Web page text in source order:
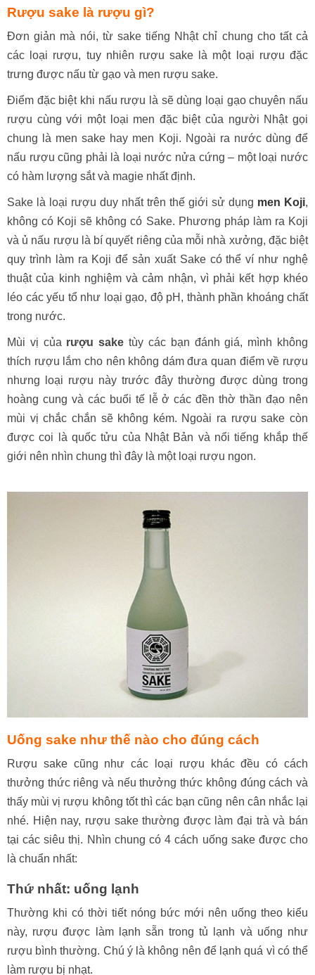
Rượu sake là rượu gì?
Đơn giản mà nói, từ sake tiếng Nhật chỉ chung cho tất cả
các loại rượu, tuy nhiên rượu sake là một loại rượu đặc
trưng được nấu từ gạo và men rượu sake.
Điểm đặc biệt khi nấu rượu là sẽ dùng loại gạo chuyên nấu
rượu cùng với một loại men đặc biệt của người Nhật gọi
chung là men sake hay men Koji. Ngoài ra nước dùng để
nấu rượu cũng phải là loại nước nửa cứng – một loại nước
có hàm lượng sắt và magie nhất định.
Sake là loại rượu duy nhất trên thế giới sử dụng men Koji,
không có Koji sẽ không có Sake. Phương pháp làm ra Koji
và ủ nấu rượu là bí quyết riêng của mỗi nhà xưởng, đặc biệt
quy trình làm ra Koji để sản xuất Sake có thể ví như nghệ
thuật của kinh nghiệm và cảm nhận, vì phải kết hợp khéo
léo các yếu tổ như loại gạo, độ pH, thành phần khoáng chất
trong nước.
Mùi vị của rượu sake tùy các bạn đánh giá, mình không
thích rượu lắm cho nên không dám đưa quan điểm về rượu
nhưng loại rượu này trước đây thường được dùng trong
hoàng cung và các buổi tế lễ ở các đền thờ thần đạo nên
mùi vị chắc chắn sẽ không kém. Ngoài ra rượu sake còn
được coi là quốc tửu của Nhật Bản và nổi tiếng khắp thế
giới nên nhìn chung thì đây là một loại rượu ngon.
Uống sake như thế nào cho đúng cách
Rượu sake cũng như các loại rượu khác đều có cách
thưởng thức riêng và nếu thưởng thức không đúng cách và
thấy mùi vị rượu không tốt thì các bạn cũng nên cân nhắc lại
nhé. Hiện nay, rượu sake thường được làm đại trà và bán
tại các siêu thị. Nhìn chung có 4 cách uống sake được cho
là chuẩn nhất:
Thứ nhất: uống lạnh
Thường khi có thời tiết nóng bức mới nên uống theo kiểu
này, rượu được làm lạnh sẵn trong tủ lạnh và uống như
rượu bình thường. Chú ý là không nên để lạnh quá vì có thể
làm rượu bị nhạt.